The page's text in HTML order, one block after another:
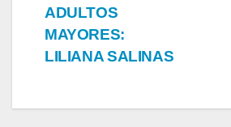
ADULTOS
MAYORES:
LILIANA SALINAS